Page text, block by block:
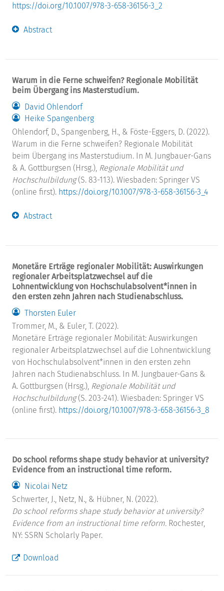
https://doi.org/10.1007/978-3-658-36156-3_2
Abstract
Warum in die Ferne schweifen? Regionale Mobilität
beim Übergang ins Masterstudium.
David Ohlendorf
Heike Spangenberg
Ohlendorf, D., Spangenberg, H., & Föste-Eggers, D. (2022).
Warum in die Ferne schweifen? Regionale Mobilität
beim Übergang ins Masterstudium. In M. Jungbauer-Gans
& A. Gottburgsen (Hrsg.), Regionale Mobilität und
Hochschulbildung(S. 83-113). Wiesbaden: Springer VS
(online first). https://doi.org/10.1007/978-3-658-36156-3_4
Abstract
Monetäre Erträge regionaler Mobilität: Auswirkungen
regionaler Arbeitsplatzwechsel auf die
Lohnentwicklung von Hochschulabsolvent*innen in
den ersten zehn Jahren nach Studienabschluss.
Thorsten Euler
Trommer, M., & Euler, T. (2022).
Monetäre Erträge regionaler Mobilität: Auswirkungen
regionaler Arbeitsplatzwechsel auf die Lohnentwicklung
von Hochschulabsolvent*innen in den ersten zehn
Jahren nach Studienabschluss. In M. Jungbauer-Gans &
A. Gottburgsen (Hrsg.), Regionale Mobilität und
Hochschulbildung(S. 203-241). Wiesbaden: Springer VS
(online first). https://doi.org/10.1007/978-3-658-36156-3_8
Do school reforms shape study behavior at university?
Evidence from an instructional time reform.
Nicolai Netz
Schwerter, J., Netz, N., & Hübner, N. (2022).
Do school reforms shape study behavior at university?
Evidence from an instructional time reform. Rochester,
NY: SSRN Scholarly Paper.
Download